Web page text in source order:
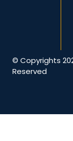
© Copyrights
Reserved